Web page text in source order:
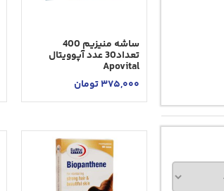
ساشه منیزیم 400
تعداد30 عدد آپوویتال
Apovital
375,000تومان